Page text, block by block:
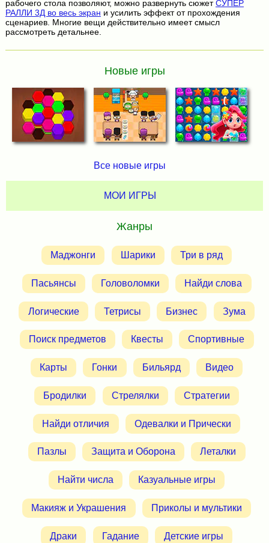
рабочего стола позволяют, можно развернуть сюжетСУПЕР
РАЛЛИ 3Д во весь экран и усилить эффект от прохождения
сценариев. Многие вещи действительно имеет смысл
рассмотреть детальнее.
Новые игры
Все новые игры
МОИ ИГРЫ
Жанры
Маджонги Шарики Три в ряд
Пасьянсы Головоломки Найди слова
Логические Тетрисы Бизнес Зума
Поиск предметов Квесты Спортивные
Карты Гонки Бильярд Видео
Бродилки Стрелялки Стратегии
Найди отличия Одевалки и Прически
Пазлы Защита и Оборона Леталки
Найти числа Казуальные игры
Макияж и Украшения Приколы и мультики
Драки Гадание Детские игры